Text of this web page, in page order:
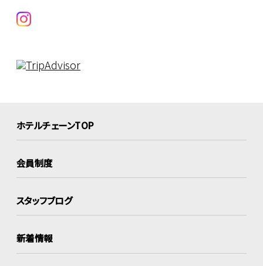
ホテルチェーンTOP
会員制度
スタッフブログ
新着情報